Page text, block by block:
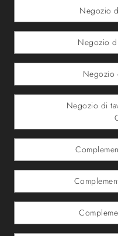
Negozio
Negozio
Negozio
Negozio di